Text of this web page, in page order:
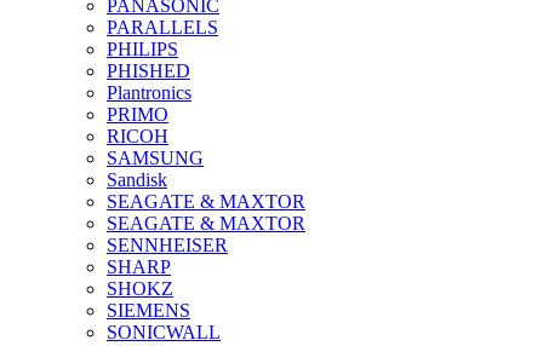
PANASONIC
PARALLELS
PHILIPS
PHISHED
Plantronics
PRIMO
RICOH
SAMSUNG
Sandisk
SEAGATE & MAXTOR
SEAGATE & MAXTOR
SENNHEISER
SHARP
SHOKZ
SIEMENS
SONICWALL